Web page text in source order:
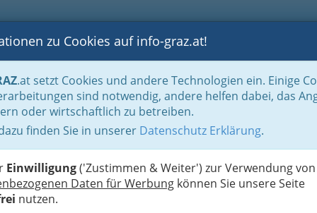
BLOGS FOTOS GASTRONOMIE BRANCHEN
zu Cookies auf info-graz.at!
.at setzt Cookies und andere Technologien ein. Einige
sind notwendig, andere helfen dabei, das
oder wirtschaftlich zu betreiben.
finden Sie in unserer Datenschutz Erklärung.
Einwilligung('Zustimmen & Weiter') zur Verwendung von
Daten für Werbung können Sie unsere Seite
nutzen.
für viele Hochzeitsgeschenke Gastgeschenke